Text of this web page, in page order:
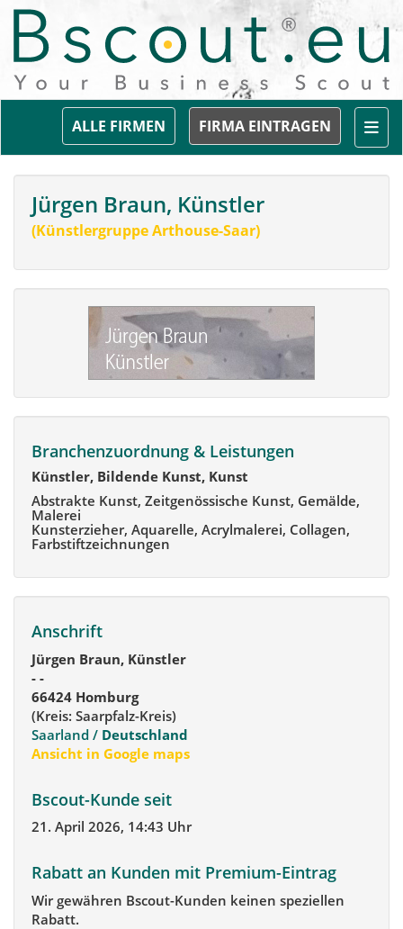
FIRMA EINTRAGEN
ALLE FIRMEN
Jürgen Braun, Künstler
(Künstlergruppe Arthouse-Saar)
Branchenzuordnung & Leistungen
Künstler, Bildende Kunst, Kunst
Abstrakte Kunst, Zeitgenössische Kunst, Gemälde,
Malerei
Kunsterzieher, Aquarelle, Acrylmalerei, Collagen,
Farbstiftzeichnungen
Anschrift
Jürgen Braun, Künstler
- -
66424 Homburg
(Kreis: Saarpfalz-Kreis)
Saarland / Deutschland
Ansicht in Google maps
Bscout-Kunde seit
21. April 2026, 14:43 Uhr
Rabatt an Kunden mit Premium-Eintrag
Wir gewähren Bscout-Kunden keinen speziellen
Rabatt.